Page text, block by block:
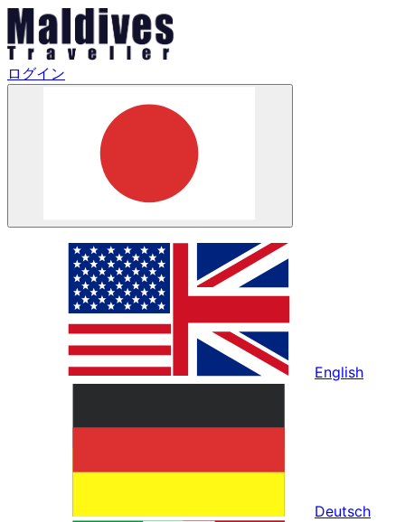
ログイン
English
Deutsch